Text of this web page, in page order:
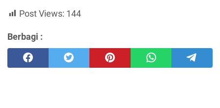
Post Views: 144
Berbagi :